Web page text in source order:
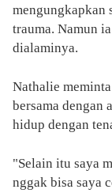
mengungkapkan
trauma. Namun
dialaminya.
Nathalie
bersama dengan
hidup dengan
"Selain itu saya
nggak bisa saya